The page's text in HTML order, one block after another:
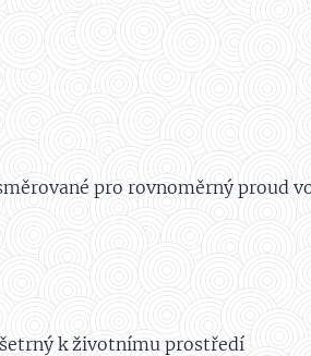
pro rovnoměrný proud
k životnímu prostředí